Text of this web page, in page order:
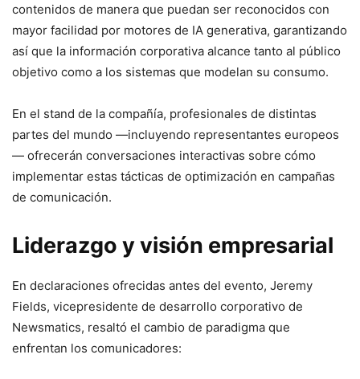
contenidos de manera que puedan ser reconocidos con
mayor facilidad por motores de IA generativa, garantizando
así que la información corporativa alcance tanto al público
objetivo como a los sistemas que modelan su consumo.
En el stand de la compañía, profesionales de distintas
partes del mundo —incluyendo representantes europeos
— ofrecerán conversaciones interactivas sobre cómo
implementar estas tácticas de optimización en campañas
de comunicación.
Liderazgo y visión empresarial
En declaraciones ofrecidas antes del evento, Jeremy
Fields, vicepresidente de desarrollo corporativo de
Newsmatics, resaltó el cambio de paradigma que
enfrentan los comunicadores: